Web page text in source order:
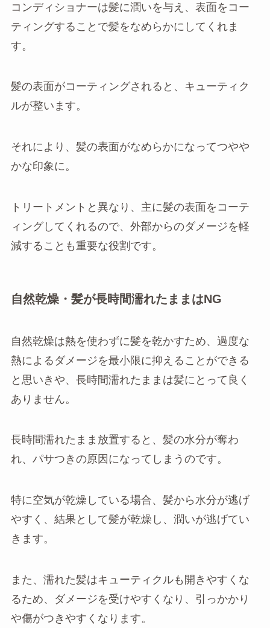
コンディショナーは髪に潤いを与え、表面をコー
ティングすることで髪をなめらかにしてくれま
す。
髪の表面がコーティングされると、キューティク
ルが整います。
それにより、髪の表面がなめらかになってつやや
かな印象に。
トリートメントと異なり、主に髪の表面をコーテ
ィングしてくれるので、外部からのダメージを軽
減することも重要な役割です。
自然乾燥・髪が長時間濡れたままはNG
自然乾燥は熱を使わずに髪を乾かすため、過度な
熱によるダメージを最小限に抑えることができる
と思いきや、長時間濡れたままは髪にとって良く
ありません。
長時間濡れたまま放置すると、髪の水分が奪わ
れ、パサつきの原因になってしまうのです。
特に空気が乾燥している場合、髪から水分が逃げ
やすく、結果として髪が乾燥し、潤いが逃げてい
きます。
また、濡れた髪はキューティクルも開きやすくな
るため、ダメージを受けやすくなり、引っかかり
や傷がつきやすくなります。